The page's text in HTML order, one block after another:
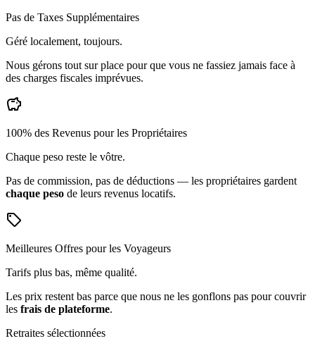
Pas de Taxes Supplémentaires
Géré localement, toujours.
Nous gérons tout sur place pour que vous ne fassiez jamais face à
des charges fiscales imprévues.
savings
100% des Revenus pour les Propriétaires
Chaque peso reste le vôtre.
Pas de commission, pas de déductions — les propriétaires gardent
chaque peso de leurs revenus locatifs.
sell
Meilleures Offres pour les Voyageurs
Tarifs plus bas, même qualité.
Les prix restent bas parce que nous ne les gonflons pas pour couvrir
les frais de plateforme.
Retraites sélectionnées